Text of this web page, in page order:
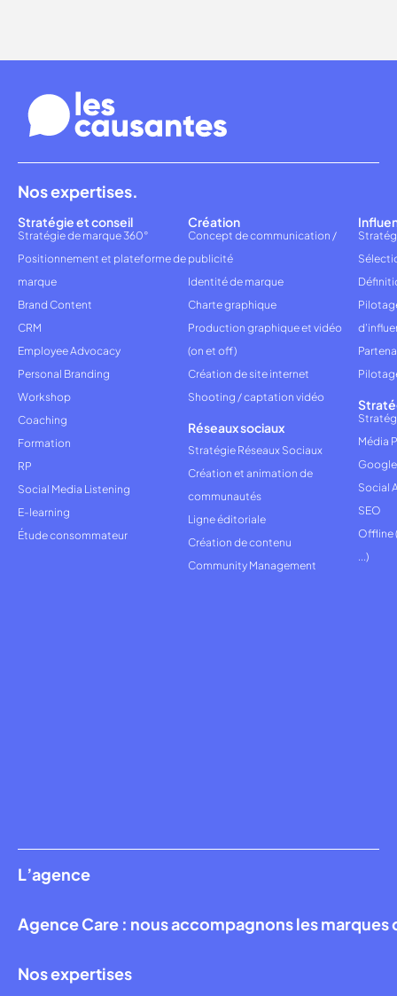
L’agence
Agence Care : nous accompagnons les
Nos expertises
Nos expertises.
Stratégie et conseil
Stratégie de marque 360°
Positionnement et plateforme de
marque
Brand Content
CRM
Employee Advocacy
Personal Branding
Workshop
Coaching
Formation
RP
Social Media Listening
E-learning
Étude consommateur
Création
Concept de communication /
publicité
Identité de marque
Charte graphique
Production graphique et vidéo
(on et off)
Création de site internet
Shooting / captation vidéo
Réseaux sociaux
Stratégie Réseaux Sociaux
Création et animation de
communautés
Ligne éditoriale
Création de contenu
Community Management
Média
Social
SEO
Offline
...)